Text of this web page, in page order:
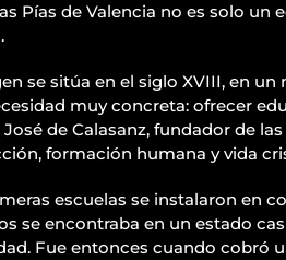
Pías de Valencia no es solo
se sitúa en el siglo XVIII, en
muy concreta: ofrecer
José de Calasanz, fundador de
formación humana y vida
escuelas se instalaron en
se encontraba en un estado
Fue entonces cuando cobró